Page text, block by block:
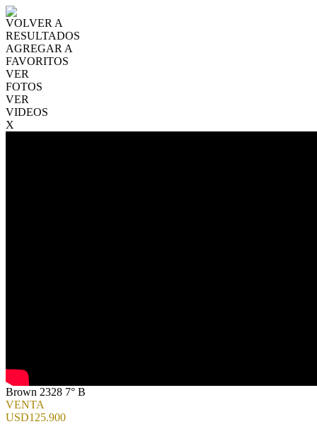
VOLVER A
RESULTADOS
AGREGAR A
FAVORITOS
VER
FOTOS
VER
VIDEOS
X
Brown 2328 7° B
VENTA
USD125.900